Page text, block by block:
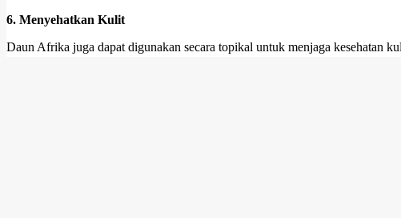
6. Menyehatkan Kulit
Daun Afrika juga dapat digunakan secara topikal untuk menjaga kesehatan